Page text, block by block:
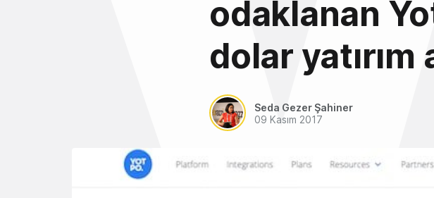
odaklanan
dolar yatırım
Seda Gezer Şahiner
09 Kasım 2017